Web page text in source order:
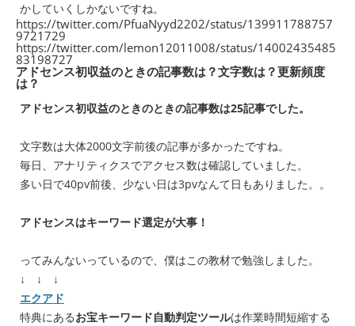
かしていくしかないですね。
https://twitter.com/PfuaNyyd2202/status/139911788757
9721729
https://twitter.com/lemon12011008/status/14002435485
83198727
アドセンス初収益のときの記事数は？文字数は？更新頻度
は？
アドセンス初収益のときのときの記事数は25記事でした。
文字数は大体2000文字前後の記事が多かったですね。
毎日、アナリティクスでアクセス数は確認していました。
多い日で40pv前後、少ない日は3pvなんて日もありました。。
アドセンスはキーワード選定が大事！
ってみんないっているので、僕はこの教材で勉強しました。
↓ ↓ ↓
エクアド
特典にあるお宝キーワード自動判定ツールは作業時間短縮する